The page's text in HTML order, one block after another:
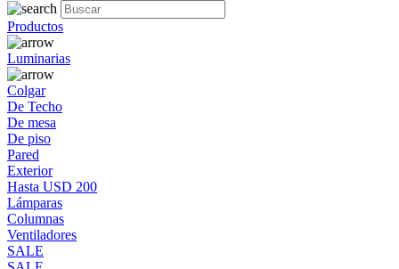
Productos
Luminarias
Colgar
De Techo
De mesa
De piso
Pared
Exterior
Hasta USD 200
Lámparas
Columnas
Ventiladores
SALE